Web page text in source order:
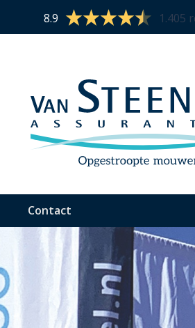
8.9 1.405
Contact